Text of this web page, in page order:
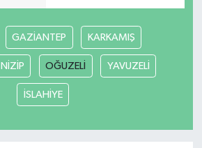
GAZİANTEP KARKAMIŞ
NİZİP OĞUZELİ YAVUZELİ
İSLAHİYE